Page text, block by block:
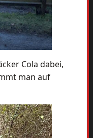
Cola dabei,
man auf